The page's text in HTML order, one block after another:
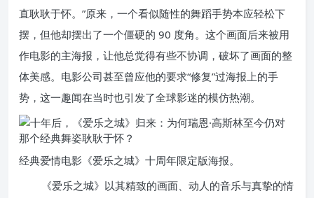
直耿耿于怀。”原来，一个看似随性的舞蹈手势本应轻松下
摆，但他却摆出了一个僵硬的 90 度角。这个画面后来被用
作电影的主海报，让他总觉得有些不协调，破坏了画面的整
体美感。电影公司甚至曾应他的要求“修复”过海报上的手
势，这一趣闻在当时也引发了全球影迷的模仿热潮。
经典爱情电影《爱乐之城》十周年限定版海报。
《爱乐之城》以其精致的画面、动人的音乐与真挚的情